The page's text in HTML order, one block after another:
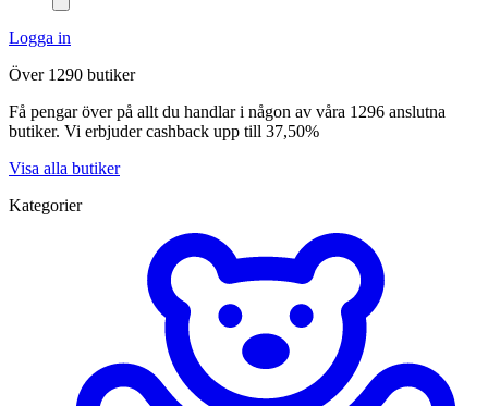
Logga in
Över 1290 butiker
Få pengar över på allt du handlar i någon av våra 1296 anslutna
butiker. Vi erbjuder cashback upp till 37,50%
Visa alla butiker
Kategorier